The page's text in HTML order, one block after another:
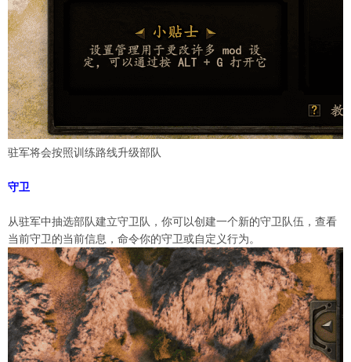
驻军将会按照训练路线升级部队
守卫
从驻军中抽选部队建立守卫队，你可以创建一个新的守卫队伍，查看
当前守卫的当前信息，命令你的守卫或自定义行为。